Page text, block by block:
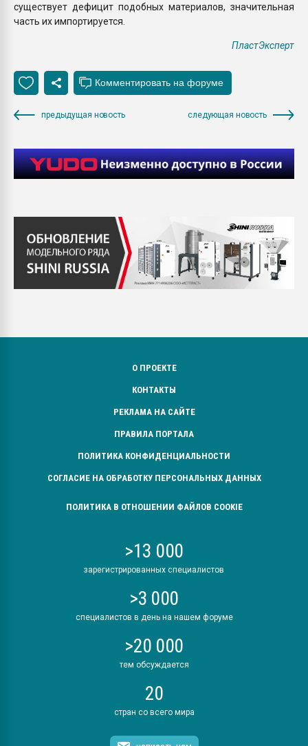
существует дефицит подобных материалов, значительная
часть их импортируется.
ПластЭксперт
предыдущая новость следующая новость
О ПРОЕКТЕ
КОНТАКТЫ
РЕКЛАМА НА САЙТЕ
ПРАВИЛА ПОРТАЛА
ПОЛИТИКА КОНФИДЕНЦИАЛЬНОСТИ
СОГЛАСИЕ НА ОБРАБОТКУ ПЕРСОНАЛЬНЫХ ДАННЫХ
ПОЛИТИКА В ОТНОШЕНИИ ФАЙЛОВ COOKIE
>13 000
зарегистрированных специалистов
>3 000
специалистов в день на нашем форуме
>20 000
тем обсуждается
20
стран со всего мира